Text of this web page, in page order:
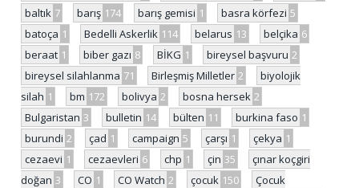
baltık 7 barış 174 barış gemisi 1 basra körfezi 5
batoça 1 Bedelli Askerlik 114 belarus 13 belçika 6
beraat 1 biber gazı 8 BİKG 1 bireysel başvuru 2
bireysel silahlanma 71 Birleşmiş Milletler 2
biyolojik
silah 1 bm 172 bolivya 2 bosna hersek 2
Bulgaristan 3 bulletin 14 bülten 11 burkina faso 1
burundi 2 çad 1 campaign 5 çarşı 1 çekya 1
cezaevi 1 cezaevleri 6 chp 1 çin 35
çınar koçgiri
doğan 3 CO 1 CO Watch 2 çocuk 150
Çocuk